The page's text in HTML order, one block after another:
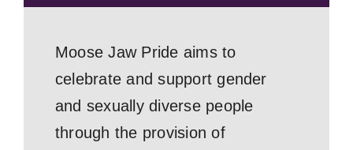
Moose Jaw Pride aims to
celebrate and support gender
and sexually diverse people
through the provision of